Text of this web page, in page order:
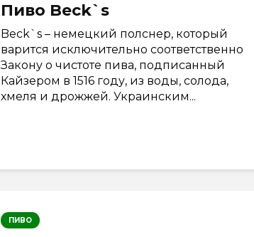
Пиво Beck`s
Beck`s – немецкий полснер, который
варится исключительно соответственно
Закону о чистоте пива, подписанный
Кайзером в 1516 году, из воды, солода,
хмеля и дрожжей. Украинским...
ПИВО